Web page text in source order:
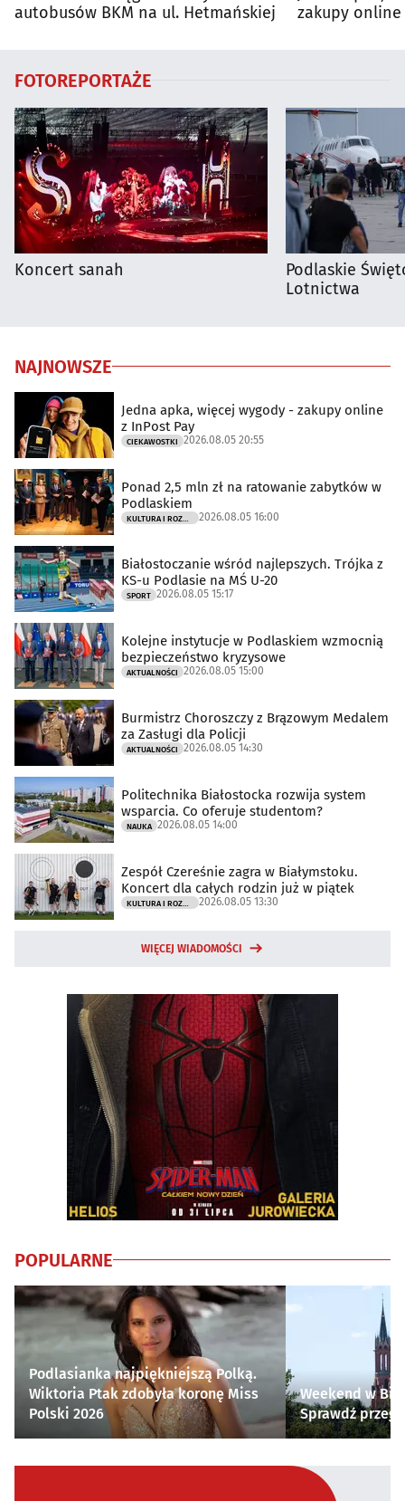
autobusów BKM na ul. Hetmańskiej
zakupy online
FOTOREPORTAŻE
Koncert sanah
Podlaskie
Lotnictwa
NAJNOWSZE
Jedna apka, więcej wygody - zakupy online
z InPost Pay
CIEKAWOSTKI 2026.08.05 20:55
Ponad 2,5 mln zł na ratowanie zabytków w
Podlaskiem
KULTURA I ROZRYWKA 2026.08.05 16:00
Białostoczanie wśród najlepszych. Trójka z
KS-u Podlasie na MŚ U-20
SPORT 2026.08.05 15:17
Kolejne instytucje w Podlaskiem wzmocnią
bezpieczeństwo kryzysowe
AKTUALNOŚCI 2026.08.05 15:00
Burmistrz Choroszczy z Brązowym Medalem
za Zasługi dla Policji
AKTUALNOŚCI 2026.08.05 14:30
Politechnika Białostocka rozwija system
wsparcia. Co oferuje studentom?
NAUKA 2026.08.05 14:00
Zespół Czereśnie zagra w Białymstoku.
Koncert dla całych rodzin już w piątek
KULTURA I ROZRYWKA 2026.08.05 13:30
WIĘCEJ WIADOMOŚCI
POPULARNE
Podlasianka najpiękniejszą Polką.
Wiktoria Ptak zdobyła koronę Miss
Polski 2026
Weekend w
Sprawdź